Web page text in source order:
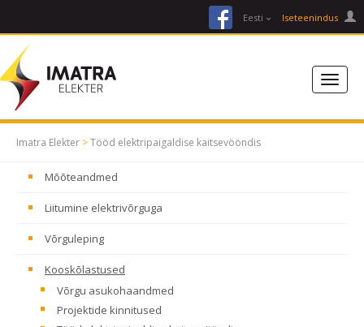
facebookEesti Iseteenindus
Imatra Elekter >Tööd elektripaigaldise kaitsevööndis
Mõõteandmed
Liitumine elektrivõrguga
Võrguleping
Kooskõlastused
Võrgu asukohaandmed
Projektide kinnitused